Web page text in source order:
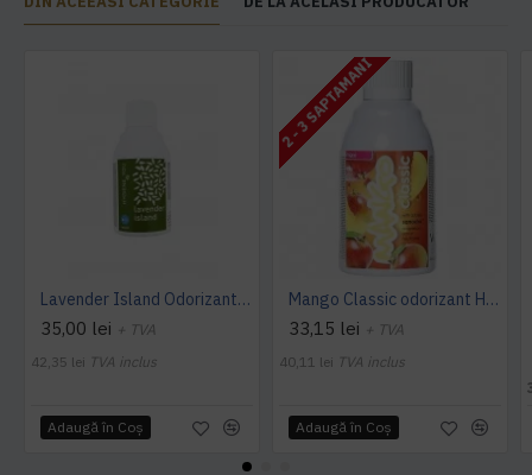
Lavender Island Odorizant Maxi 243ml Hygiene4You
35,00 lei + TVA
42,35 lei TVA inclus
Adaugă în Coş
2 - 3 SAPTAMANI
Mango Classic odorizant Hygiene 4 You
33,15 lei + TVA
40,11 lei TVA inclus
Adaugă în Coş